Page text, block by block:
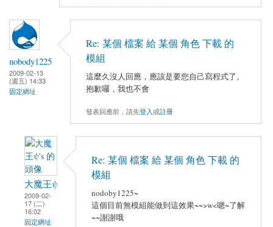
nobody1225
2009-02-13
(週五) 14:33
固定網址
Re: 某個 檔案 給 某個 角色 下載 的
模組
這麼久沒人回應，應該是要您自己寫程式了。
抱歉囉，我也不會
發表回應前，請先登入或註冊
大魔王ψ
2009-02-
17 (二)
16:02
固定網址
Re: 某個 檔案 給 某個 角色 下載 的
模組
nodoby1225~
這個目前無模組能做到這效果~~>w<嗯~了解
~~謝謝哦